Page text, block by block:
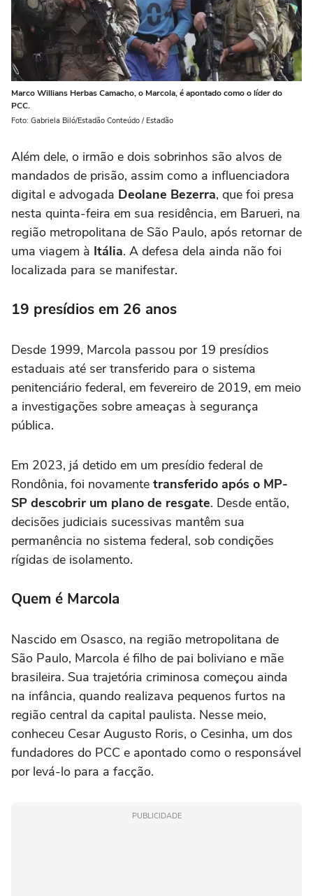
Marco Willians Herbas Camacho, o Marcola, é apontado como o líder do
PCC.
Foto: Gabriela Biló/Estadão Conteúdo / Estadão
Além dele, o irmão e dois sobrinhos são alvos de
mandados de prisão, assim como a influenciadora
digital e advogada Deolane Bezerra, que foi presa
nesta quinta-feira em sua residência, em Barueri, na
região metropolitana de São Paulo, após retornar de
uma viagem à Itália. A defesa dela ainda não foi
localizada para se manifestar.
19 presídios em 26 anos
Desde 1999, Marcola passou por 19 presídios
estaduais até ser transferido para o sistema
penitenciário federal, em fevereiro de 2019, em meio
a investigações sobre ameaças à segurança
pública.
Em 2023, já detido em um presídio federal de
Rondônia, foi novamente transferido após o MP-
SP descobrir um plano de resgate. Desde então,
decisões judiciais sucessivas mantêm sua
permanência no sistema federal, sob condições
rígidas de isolamento.
Quem é Marcola
Nascido em Osasco, na região metropolitana de
São Paulo, Marcola é filho de pai boliviano e mãe
brasileira. Sua trajetória criminosa começou ainda
na infância, quando realizava pequenos furtos na
região central da capital paulista. Nesse meio,
conheceu Cesar Augusto Roris, o Cesinha, um dos
fundadores do PCC e apontado como o responsável
por levá-lo para a facção.
PUBLICIDADE